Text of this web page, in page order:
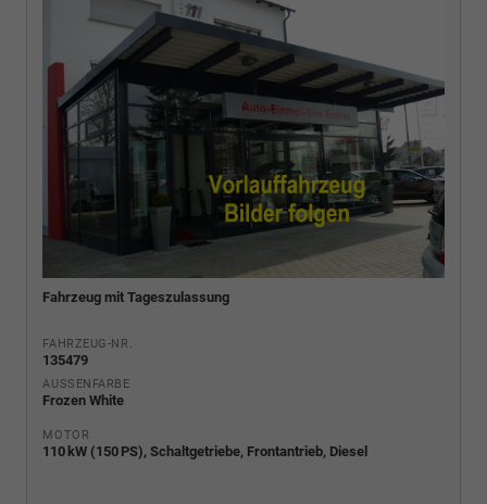
Fahrzeug mit Tageszulassung
FAHRZEUG-NR.
135479
AUSSENFARBE
Frozen White
MOTOR
110 kW (150 PS), Schaltgetriebe, Frontantrieb, Diesel